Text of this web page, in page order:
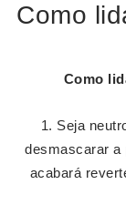
Como
Como
Seja
desmascarar a
acabará